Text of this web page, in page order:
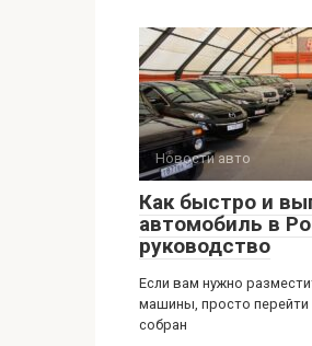
Новости авто
Как быстро и
автомобиль в
руководство
Если вам нужно
машины, просто
собран